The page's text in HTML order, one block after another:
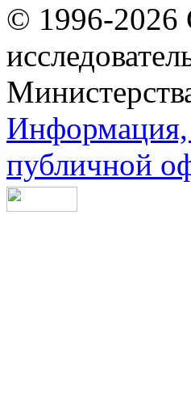
© 1996-2026
Информация,
публичной